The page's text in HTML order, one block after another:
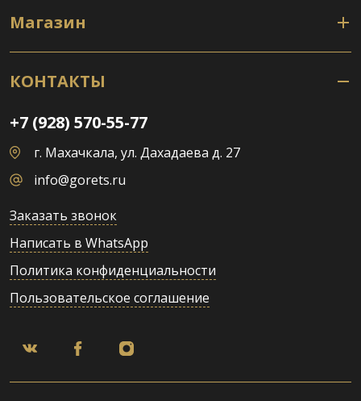
Магазин
КОНТАКТЫ
+7 (928) 570-55-77
г. Махачкала, ул. Дахадаева д. 27
info@gorets.ru
Заказать звонок
Написать в WhatsApp
Политика конфиденциальности
Пользовательское соглашение